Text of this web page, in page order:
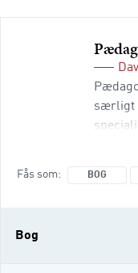
særligt
Fås som BOG
Bog